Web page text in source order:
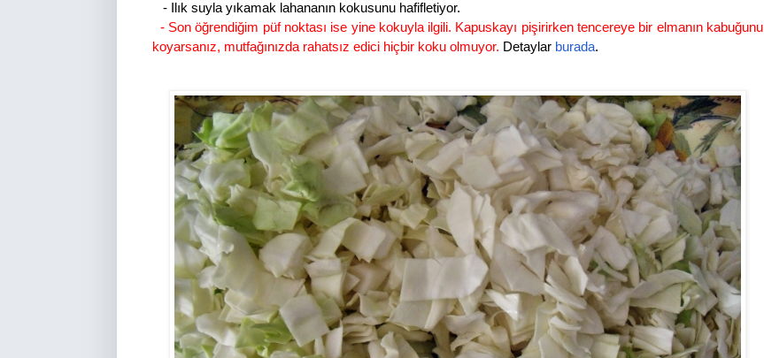
-
Ilık suyla yıkamak lahananın kokusunu hafifletiyor.
- Son öğrendiğim püf noktası ise yine kokuyla ilgili. Kapuskayı pişirirken tencereye bir elmanın kabuğunu
koyarsanız, mutfağınızda rahatsız edici hiçbir koku olmuyor. Detaylar burada.